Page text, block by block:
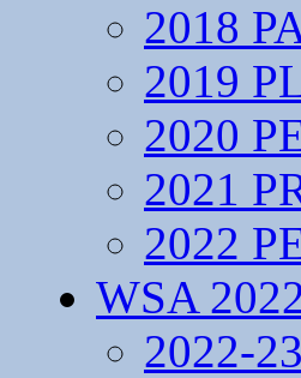
2018
2019
2020
2021
2022
WSA
2022-